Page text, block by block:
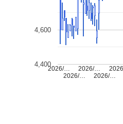
2026/…
2026/…
2026/…
2026/…
4,400
4,600